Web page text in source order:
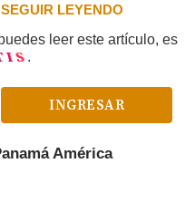
LEYENDO
leer este artículo, es
.
INGRESAR
América